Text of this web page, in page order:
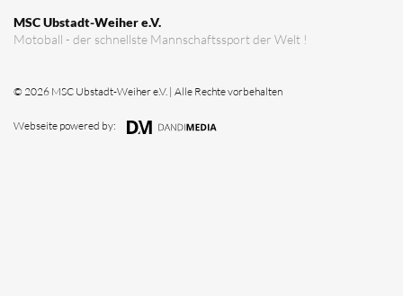
MSC Ubstadt-Weiher e.V.
Motoball - der schnellste Mannschaftssport der Welt !
© 2026 MSC Ubstadt-Weiher e.V. | Alle Rechte vorbehalten
Webseite powered by: